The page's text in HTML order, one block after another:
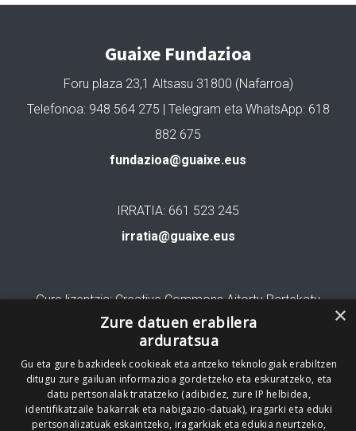
Guaixe Fundazioa
Foru plaza 23,1 Altsasu 31800 (Nafarroa)
Telefonoa: 948 564 275 | Telegram eta WhatsApp: 618
882 675
fundazioa@guaixe.eus
IRRATIA: 661 523 245
irratia@guaixe.eus
Gure lizentzia: Creative Commons Aitortu Partekatu
Codesyntaxek garatua
×
Zure datuen erabilera
arduratsua
Gu eta gure bazkideek cookieak eta antzeko teknologiak erabiltzen
ditugu zure gailuan informazioa gordetzeko eta eskuratzeko, eta
datu pertsonalak tratatzeko (adibidez, zure IP helbidea,
identifikatzaile bakarrak eta nabigazio-datuak), iragarki eta eduki
pertsonalizatuak eskaintzeko, iragarkiak eta edukia neurtzeko,